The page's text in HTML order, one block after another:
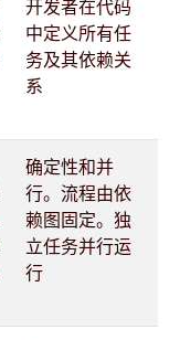
开发者在代码
中定义所有任
务及其依赖关
系
确定性和并
行。流程由依
赖图固定。独
立任务并行运
行